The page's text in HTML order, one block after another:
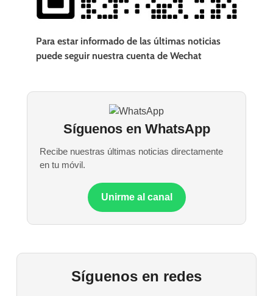
Para estar informado de las últimas noticias
puede seguir nuestra cuenta de Wechat
Síguenos en WhatsApp
Recibe nuestras últimas noticias directamente
en tu móvil.
Unirme al canal
Síguenos en redes